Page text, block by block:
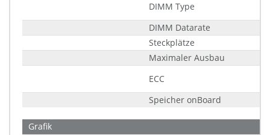
DIMM Type
DIMM Datarate
Steckplätze
Maximaler Ausbau
ECC
Speicher onBoard
Grafik